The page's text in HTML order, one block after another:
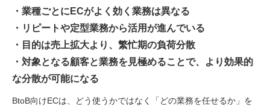
・業種ごとにECがよく効く業務は異なる
・リピートや定型業務から活用が進んでいる
・目的は売上拡大より、繁忙期の負荷分散
・対象となる顧客と業務を見極めることで、より効果的
な分散が可能になる
BtoB向けECは、どう使うかではなく「どの業務を任せるか」を